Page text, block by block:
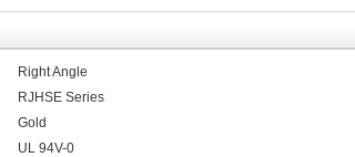
Right Angle
RJHSE Series
Gold
UL 94V-0